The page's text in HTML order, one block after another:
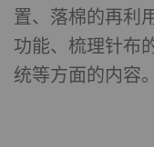
置、落棉的再利
功能、梳理针布
统等方面的内容。